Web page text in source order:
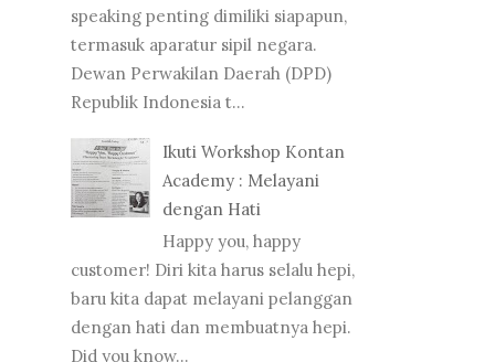
speaking penting dimiliki siapapun,
termasuk aparatur sipil negara.
Dewan Perwakilan Daerah (DPD)
Republik Indonesia t...
Ikuti Workshop Kontan
Academy : Melayani
dengan Hati
Happy you, happy
customer! Diri kita harus selalu hepi,
baru kita dapat melayani pelanggan
dengan hati dan membuatnya hepi.
Did you know...